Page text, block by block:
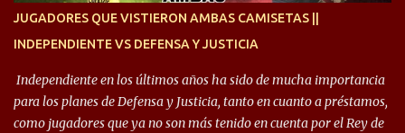
JUGADORES QUE VISTIERON AMBAS CAMISETAS ||
INDEPENDIENTE VS DEFENSA Y JUSTICIA
Independiente en los últimos años ha sido de mucha importancia
para los planes de Defensa y Justicia, tanto en cuanto a préstamos,
como jugadores que ya no son más tenido en cuenta por el Rey de